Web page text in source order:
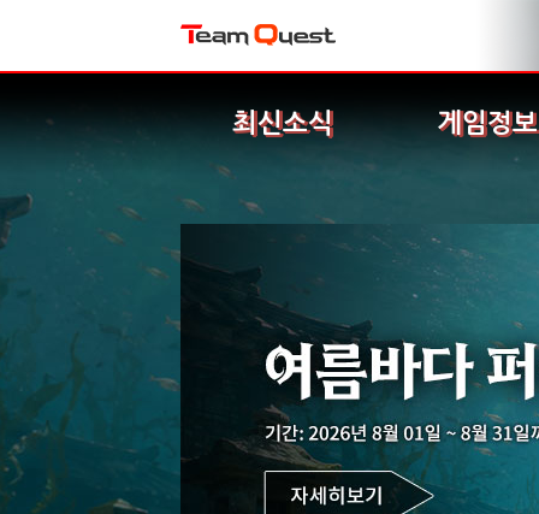
최신소식 게임정보